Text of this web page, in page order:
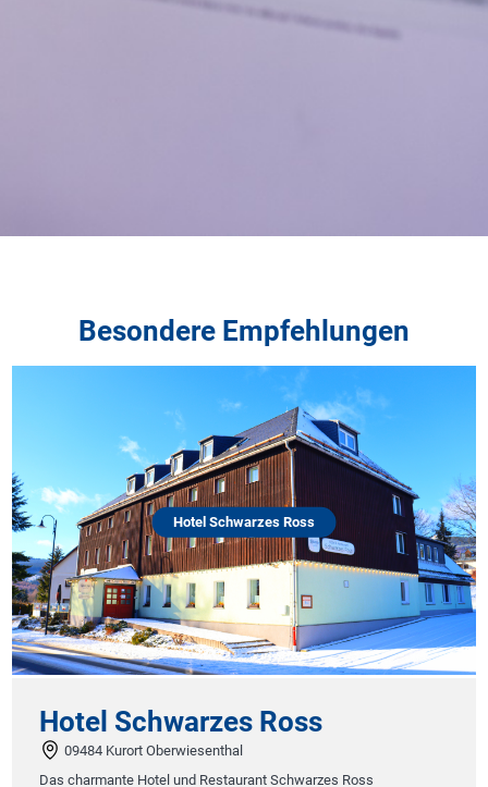
Besondere Empfehlungen
Hotel Schwarzes Ross
Hotel Schwarzes Ross
09484 Kurort Oberwiesenthal
Das charmante Hotel und Restaurant Schwarzes Ross